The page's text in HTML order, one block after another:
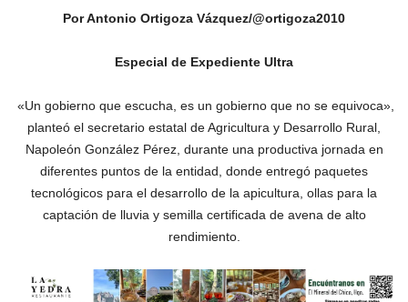
Por Antonio Ortigoza Vázquez/@ortigoza2010
Especial de Expediente Ultra
«Un gobierno que escucha, es un gobierno que no se equivoca»,
planteó el secretario estatal de Agricultura y Desarrollo Rural,
Napoleón González Pérez, durante una productiva jornada en
diferentes puntos de la entidad, donde entregó paquetes
tecnológicos para el desarrollo de la apicultura, ollas para la
captación de lluvia y semilla certificada de avena de alto
rendimiento.